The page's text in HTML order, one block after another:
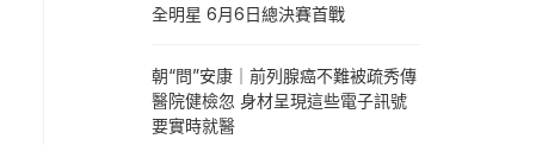
全明星 6月6日總決賽首戰
朝“問”安康｜前列腺癌不難被疏秀傳
醫院健檢忽 身材呈現這些電子訊號
要實時就醫